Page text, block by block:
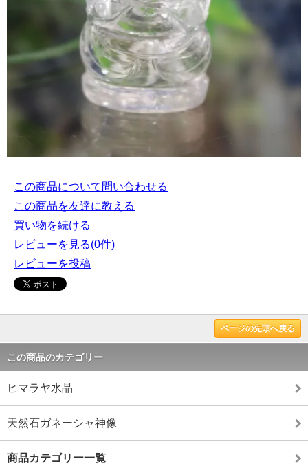
この商品について問い合わせる
この商品を友達に教える
買い物を続ける
レビューを見る(0件)
レビューを投稿
ページの先頭へ戻る
この商品のカテゴリー
ヒマラヤ水晶
天然石ガネーシャ神像
商品カテゴリー一覧